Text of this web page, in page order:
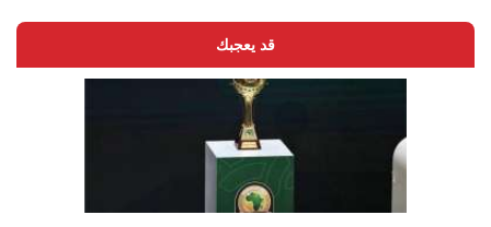
قد يعجبك